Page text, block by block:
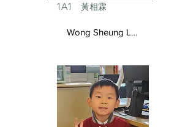
1A1 黃相霖
Wong Sheung Lam